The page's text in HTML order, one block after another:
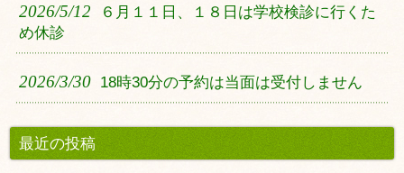
2026/5/12
６月１１日、１８日は学校検診に行くた
め休診
2026/3/30 18時30分の予約は当面は受付しません
最近の投稿